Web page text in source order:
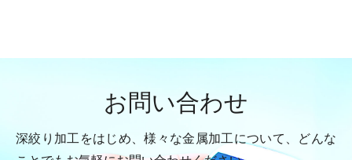
お問い合わせ
深絞り加工をはじめ、様々な金属加工について、 どんな